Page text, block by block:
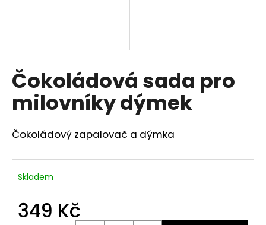
Čokoládová sada pro
milovníky dýmek
Čokoládový zapalovač a dýmka
Skladem
349 Kč
í
?
HLEDAT
o
p